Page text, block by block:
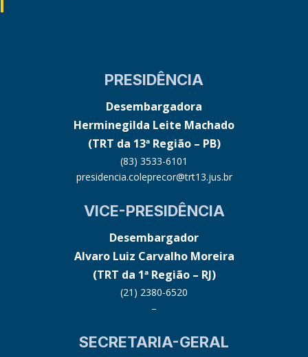
PRESIDÊNCIA
Desembargadora
Herminegilda Leite Machado
(TRT da 13ª Região – PB)
(83) 3533-6101
presidencia.coleprecor@trt13.jus.br
VICE-PRESIDÊNCIA
Desembargador
Alvaro Luiz Carvalho Moreira
(TRT da 1ª Região – RJ)
(21) 2380-6520
–
SECRETARIA-GERAL